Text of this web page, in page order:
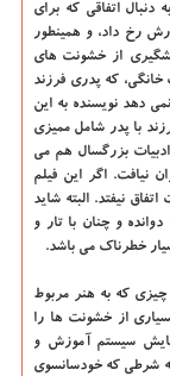
دنبال اتفاقی که برای
پدرش رخ داد، و همینطور
از خشونت های
خانگی، که پدری فرزند
دهد نویسنده به این
با پدر شامل ممیزی
بزرگسال هم می
نیافت. اگر این فیلم
نیفتد. البته شاید
و چنان با تار و
خطرناک می باشد.
چیزی که به هنر مربوط
از خشونت ها را
هایش سیستم آموزش و
شرطی که خودسانسوی